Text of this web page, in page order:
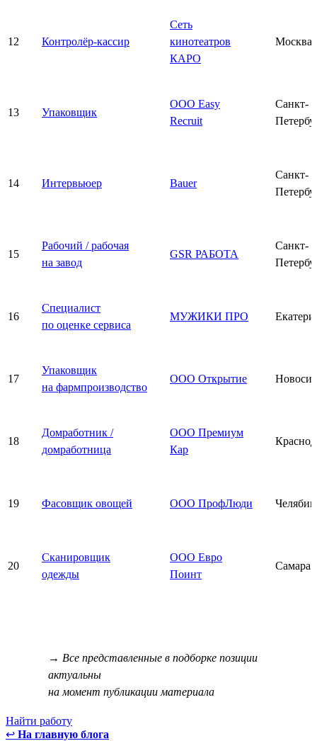
12 Контролёр-кассир
Сеть
кинотеатров
КАРО
Москва
13 Упаковщик
ООО Easy
Recruit
Санкт-
14 Интервьюер Bauer
Санкт-
15
Рабочий / рабочая
на завод
GSR РАБОТА
Санкт-
16
Специалист
по оценке сервиса
МУЖИКИ ПРО
17
Упаковщик
на фармпроизводство
ООО Открытие
18
Домработник /
домработница
ООО Премиум
Кар
19 Фасовщик овощей ООО ПрофЛюди
20
Сканировщик
одежды
ООО Евро
Поинт
Самара
→ Все представленные в подборке позиции
актуальны
на момент публикации материала
Найти работу
↩ На главную блога